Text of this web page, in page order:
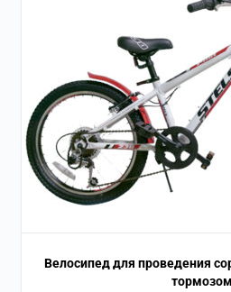
Велосипед для проведения
тормозом